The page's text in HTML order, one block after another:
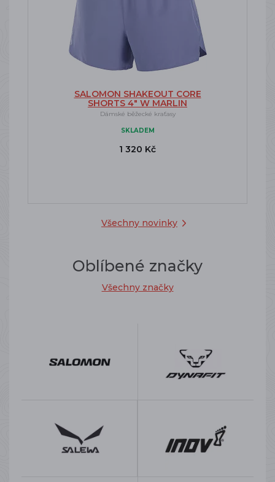
Všechny novinky
SALOMON SHAKEOUT CORE
SHORTS 4" W MARLIN
Dámské běžecké kraťasy
SKLADEM
1 320 Kč
Oblíbené značky
Všechny značky